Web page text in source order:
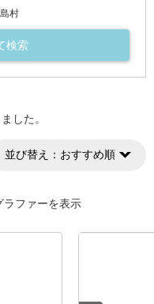
村
検索
した。
並び替え： おすすめ順
ラファーを表示